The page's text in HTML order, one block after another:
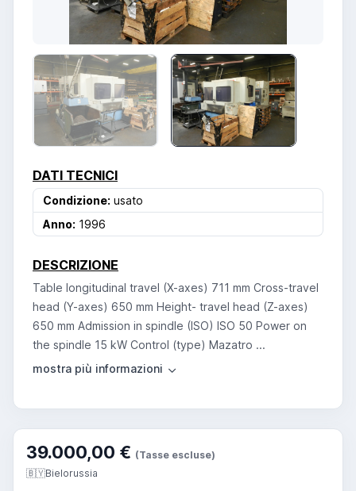
DATI TECNICI
Condizione: usato
Anno: 1996
DESCRIZIONE
Table longitudinal travel (X-axes) 711 mm Cross-travel
head (Y-axes) 650 mm Height- travel head (Z-axes)
650 mm Admission in spindle (ISO) ISO 50 Power on
the spindle 15 kW Control (type) Mazatro ...
39.000,00 € (Tasse escluse)
🇧🇾Bielorussia